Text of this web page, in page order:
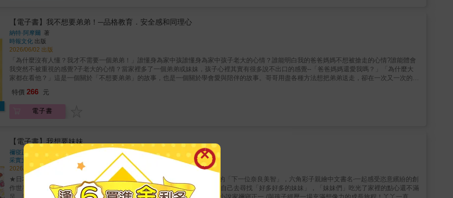
【電子書】我不想要弟弟！─品格教育．安全感和同理心
納特·阿摩爾 著
時報文化 出版
2026/06/02 出版
「為什麼沒有人懂？我才不需要一個弟弟！」誰懂身為家中孩誰懂身為家中孩子老大的心情？誰能明白我的爸爸媽媽不想被搶走的心情?誰能體會
我突然不被重視的感覺?子老大的心情？當家裡多了一個弟弟或妹妹，孩子心裡其實有很多說不出口的感覺--「爸爸媽媽還愛我嗎？」「為什麼大
家都在看他？」這是一個關於「不想要弟弟」的故事，也是一個關於學會愛與陪伴的故事。哥哥用盡各種方法想把弟弟送走，卻在一次又一次的分
第一本書當家裡多了一個人，愛要怎麼分？一段關於老大與老二手足之間的親情糾葛不想面對那個突然冒出第二個寶貝的存在不想面對那個又愛又
位成員嗎?那麼您一定要來讀一讀這本故事繪本看完之後，您會更加理解孩子的情緒多點耐心與包容相信孩子們會找到只屬於他們自己的相處模式
特價 266 元
電子書
【電子書】我想要妹妹
禰寝正一
著
采實文化
2026/04/30 出版
★日本當代藝術家──六角彩子繪本作品首度引進台灣 ★被譽為日本藝術界的「下一位奈良美智」，六角彩子親繪中文書名‧一起感受恣意繽紛的創
作世界！★★想要一個妹妹嗎？小心她吃掉整個家！★★想要妹妹的丫丫，自己去尋找「好多好多的妹妹」，「妹妹們」吃光了家裡的點心還不滿